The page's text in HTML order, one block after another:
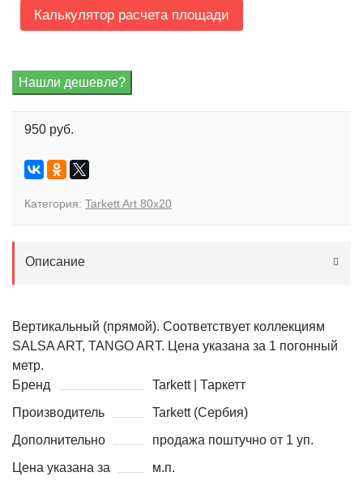
Калькулятор расчета площади
950 руб.
Категория: Tarkett Art 80x20
Описание
Вертикальный (прямой). Соответствует коллекциям
SALSA ART, TANGO ART. Цена указана за 1 погонный
метр.
Бренд
Tarkett | Таркетт
Производитель
Tarkett (Сербия)
Дополнительно
продажа поштучно от 1 уп.
Цена указана за
м.п.